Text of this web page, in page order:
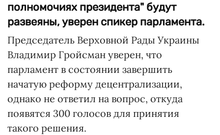
полномочиях президента" будут
развеяны, уверен спикер парламента.
Председатель Верховной Рады Украины
Владимир Гройсман уверен, что
парламент в состоянии завершить
начатую реформу децентрализации,
однако не ответил на вопрос, откуда
появятся 300 голосов для принятия
такого решения.